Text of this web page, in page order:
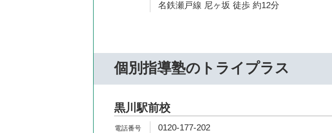
名鉄瀬戸線 尼ヶ坂 徒歩 約12分
個別指導塾のトライプラス
黒川駅前校
0120-177-202